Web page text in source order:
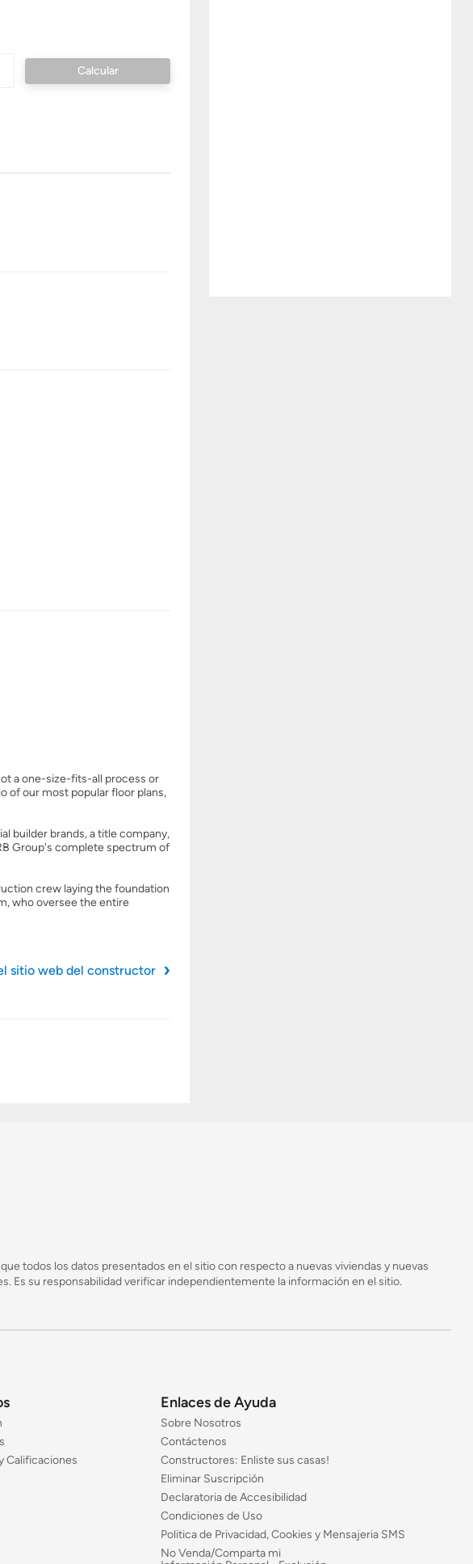
a one-size-fits-all process or
of our most popular floor plans,
builder brands, a title company,
Group's complete spectrum of
crew laying the foundation
who oversee the entire
sitio web del constructor
todos los datos presentados en el sitio con respecto a nuevas viviendas y nuevas
Es su responsabilidad verificar independientemente la información en el sitio.
Calificaciones
Enlaces de Ayuda
Sobre Nosotros
Contáctenos
Constructores: Enliste sus casas!
Eliminar Suscripción
Declaratoria de Accesibilidad
Condiciones de Uso
Politica de Privacidad, Cookies y Mensajeria SMS
No Venda/Comparta mi